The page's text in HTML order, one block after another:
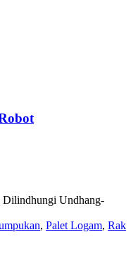
Undhang-
, Palet Logam, Rak